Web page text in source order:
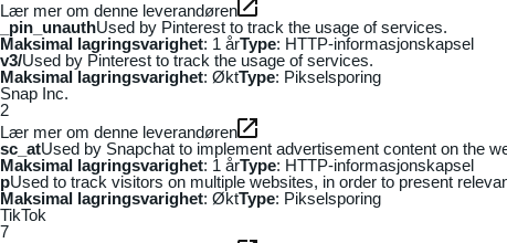
Lær mer om denne leverandøren
_pin_unauthUsed by Pinterest to track the usage of services.
Maksimal lagringsvarighet: 1 årType: HTTP-informasjonskapsel
v3/Used by Pinterest to track the usage of services.
Maksimal lagringsvarighet: ØktType: Pikselsporing
Snap Inc.
2
Lær mer om denne leverandøren
sc_atUsed by Snapchat to implement advertisement content on the
Maksimal lagringsvarighet: 1 årType: HTTP-informasjonskapsel
pUsed to track visitors on multiple websites, in order to present
Maksimal lagringsvarighet: ØktType: Pikselsporing
TikTok
7